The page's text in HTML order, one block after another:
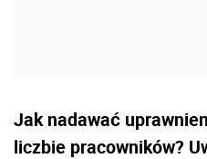
Jak nadawać
liczbie pracowników?